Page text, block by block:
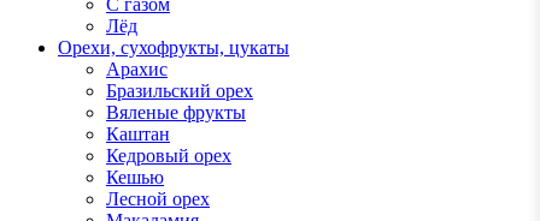
С газом
Лёд
Орехи, сухофрукты, цукаты
Арахис
Бразильский орех
Вяленые фрукты
Каштан
Кедровый орех
Кешью
Лесной орех